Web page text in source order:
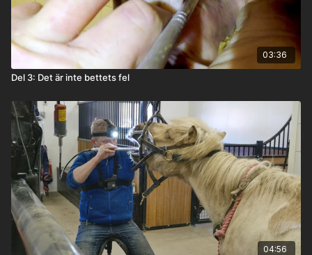
03:36
Del 3: Det är inte bettets fel
04:56